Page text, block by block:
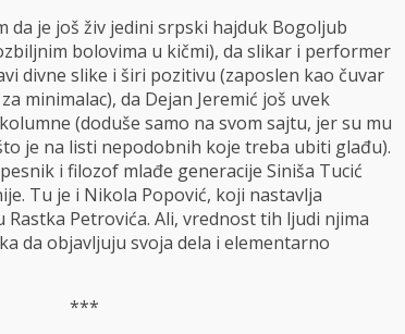
da je još živ jedini srpski hajduk Bogoljub
bolovima u kičmi), da slikar i performer
divne slike i širi pozitivu (zaposlen kao čuvar
minimalac), da Dejan Jeremić još uvek
(doduše samo na svom sajtu, jer su mu
je na listi nepodobnih koje treba ubiti glađu).
i filozof mlađe generacije Siniša Tucić
Tu je i Nikola Popović, koji nastavlja
Petrovića. Ali, vrednost tih ljudi njima
da objavljuju svoja dela i elementarno
***